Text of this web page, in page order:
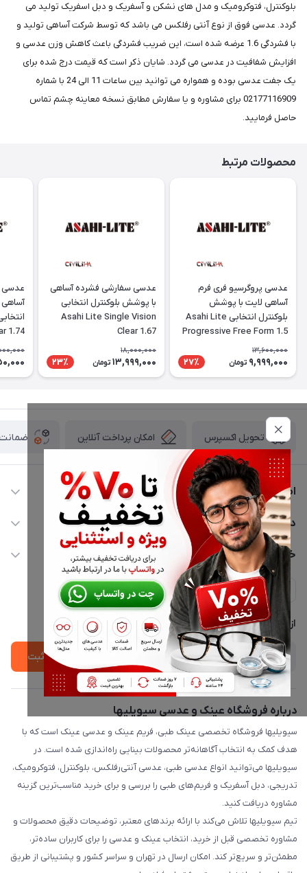
بلوکنترل، فتوکرومیک و مدل های نشکن و آسفریک و دبل اسفریک تولید می
گردد. عدسی فوق از نوع آنتی رفلکس می باشد که توسط شرکت آساهی تولید و
با فشردگی 1.6 عرضه شده است، این ضریب فشردگی باعث کاهش وزن عدسی و
افزایش شفافیت در عدسی می گردد. شایان ذکر است که قیمت درج شده برای
یک جفت عدسی بوده و همواره می توانید بین ساعات 11 الی 24 با شماره
02177116909 برای مشاوره و یا سفارش مطابق نسخه معاینه چشم تماس
حاصل فرمایید.
محصولات مرتبط
عدسی پروگرسیو فری فرم
آساهی لایت با پوشش
بلوکنترل انتخابی Asahi Lite
Progressive Free Form 1.5
13,600,000
9,999,000 تومان 27٪
عدسی سفارشی فشرده آساهی
با پوشش بلوکنترل انتخابی
Asahi Lite Single Vision
Clear 1.67
18,000,000
13,999,000 تومان 23٪
عدسی
آساهی
1.74
تحویل اکسپرس امکان پرداخت آنلاین ضمانت
اطلاعات تماس
02177116909
info@civiliha.com
ارسال فوری در تهران + ارسال به سراسر کشور
دسترسی سریع
حساب کاربری
مجله فروشگاه
لیست محصولات
درباره ما
خدمات مشتریان
حریم خصوصی
پشتیبانی واتساپ 09397003162
از جدید‌ترین تخفیف‌ها با‌ خبر شوید
ثبت
درباره فروشگاه عینک و عدسی سیویلیها
سیویلیها فروشگاه تخصصی عینک طبی، فریم عینک و عدسی عینک است که با
هدف کمک به انتخاب آگاهانه‌تر محصولات بینایی راه‌اندازی شده است. در
سیویلیها می‌توانید انواع عدسی طبی، عدسی آنتی‌رفلکس، بلوکنترل، فتوکرومیک،
تدریجی، دبل آسفریک و فریم‌های طبی را بررسی و برای خرید مناسب‌ترین گزینه
مشاوره دریافت کنید.
تیم سیویلیها تلاش می‌کند با ارائه برندهای معتبر، توضیحات دقیق محصولات و
مشاوره تخصصی قبل از خرید، انتخاب عینک و عدسی را برای کاربران ساده‌تر،
مطمئن‌تر و سریع‌تر کند. امکان ارسال در تهران و سراسر کشور و پشتیبانی از طریق